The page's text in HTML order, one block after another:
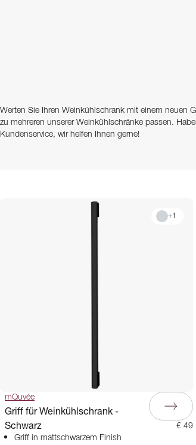
Werten Sie Ihren Weinkühlschrank mit einem neuen
zu mehreren unserer Weinkühlschränke passen.
Kundenservice, wir helfen Ihnen gerne!
+1
mQuvée
Griff für Weinkühlschrank -
Schwarz
Griff in mattschwarzem Finish
€ 49